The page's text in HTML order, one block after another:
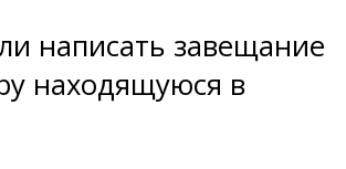
написать завещание
находящуюся в